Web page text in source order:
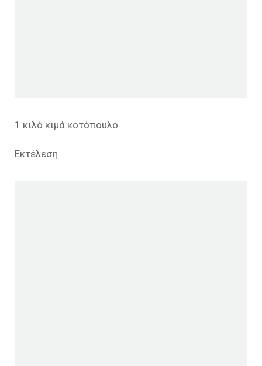
1 κιλό κιμά κοτόπουλο
Εκτέλεση